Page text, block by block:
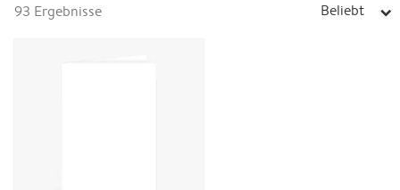
93 Ergebnisse Beliebt arrow_right